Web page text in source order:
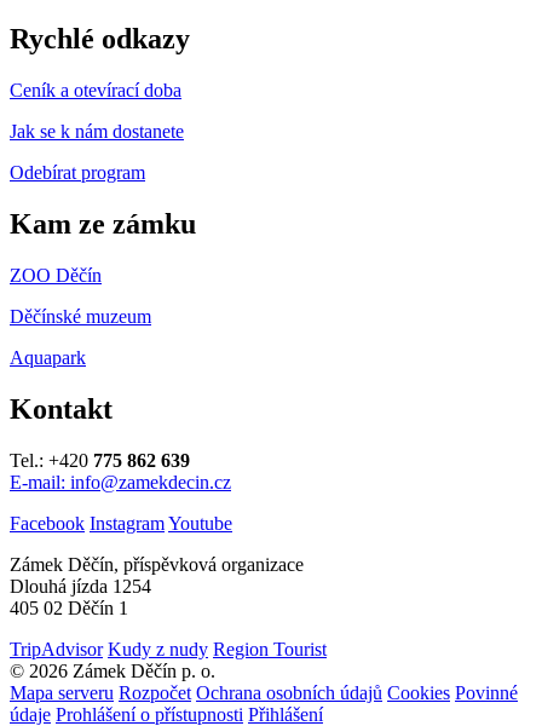
Rychlé odkazy
Ceník a otevírací doba
Jak se k nám dostanete
Odebírat program
Kam ze zámku
ZOO Děčín
Děčínské muzeum
Aquapark
Kontakt
Tel.: +420 775 862 639
E-mail: info@zamekdecin.cz
Facebook InstagramYoutube
Zámek Děčín, příspěvková organizace
Dlouhá jízda 1254
405 02 Děčín 1
TripAdvisor Kudy z nudy Region Tourist
© 2026 Zámek Děčín p. o.
Mapa serveru Rozpočet Ochrana osobních údajů Cookies Povinné
údaje Prohlášení o přístupnosti Přihlášení